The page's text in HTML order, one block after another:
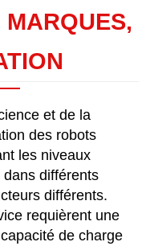
MARQUES,
et de la
des robots
les niveaux
différents
différents.
requièrent une
de charge